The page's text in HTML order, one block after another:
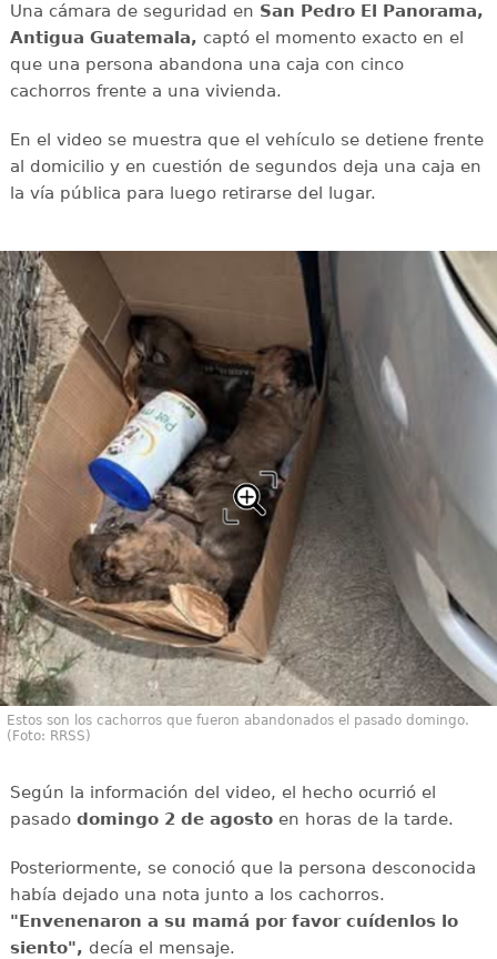
Una cámara de seguridad en San Pedro El Panorama,
Antigua Guatemala, captó el momento exacto en el
que una persona abandona una caja con cinco
cachorros frente a una vivienda.
En el video se muestra que el vehículo se detiene frente
al domicilio y en cuestión de segundos deja una caja en
la vía pública para luego retirarse del lugar.
Estos son los cachorros que fueron abandonados el pasado domingo.
(Foto: RRSS)
Según la información del video, el hecho ocurrió el
pasado domingo 2 de agostoen horas de la tarde.
Posteriormente, se conoció que la persona desconocida
había dejado una nota junto a los cachorros.
"Envenenaron a su mamá por favor cuídenlos lo
siento", decía el mensaje.